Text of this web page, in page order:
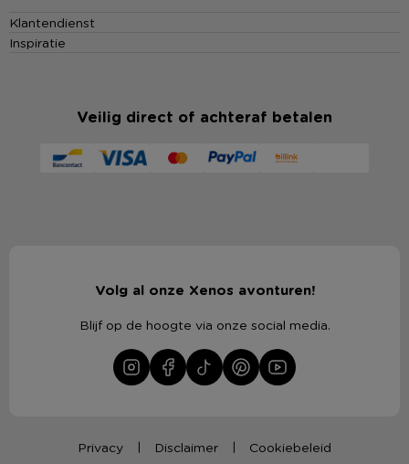
Klantendienst
Inspiratie
Veilig direct of achteraf betalen
Volg al onze Xenos avonturen!
Blijf op de hoogte via onze social media.
Privacy Disclaimer
Cookiebeleid